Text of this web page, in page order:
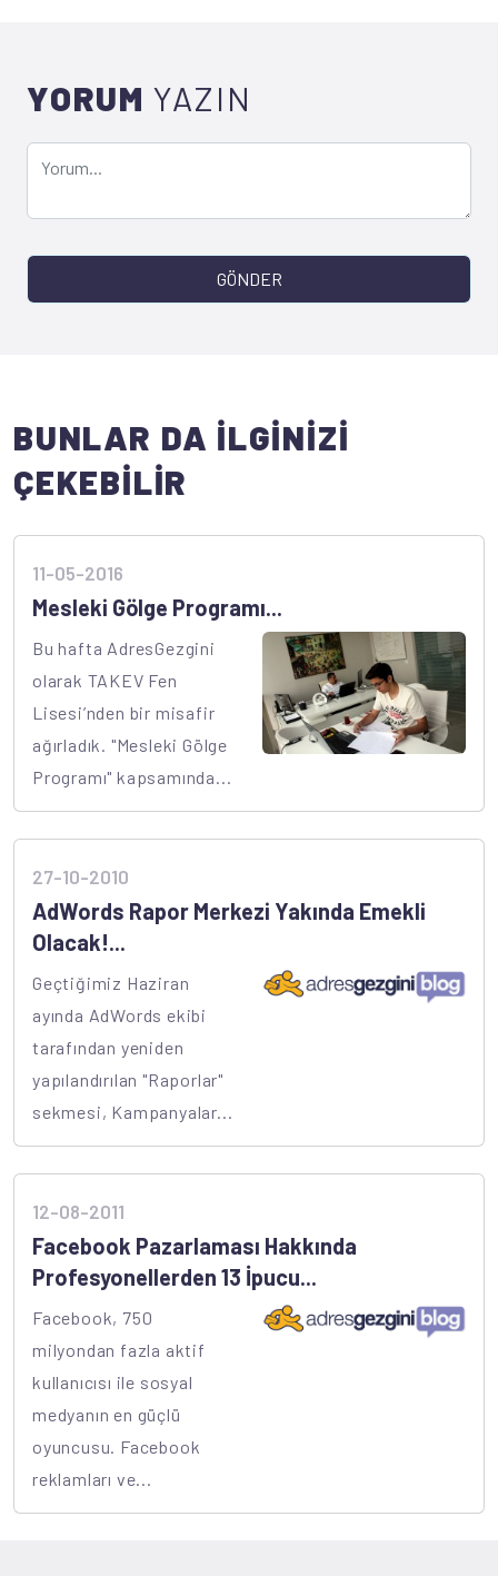
YORUM YAZIN
GÖNDER
BUNLAR DA İLGİNİZİ
ÇEKEBİLİR
11-05-2016
Mesleki Gölge Programı...
Bu hafta AdresGezgini
olarak TAKEV Fen
Lisesi’nden bir misafir
ağırladık. "Mesleki Gölge
Programı" kapsamında...
27-10-2010
AdWords Rapor Merkezi Yakında Emekli
Olacak!...
Geçtiğimiz Haziran
ayında AdWords ekibi
tarafından yeniden
yapılandırılan "Raporlar"
sekmesi, Kampanyalar...
12-08-2011
Facebook Pazarlaması Hakkında
Profesyonellerden 13 İpucu...
Facebook, 750
milyondan fazla aktif
kullanıcısı ile sosyal
medyanın en güçlü
oyuncusu. Facebook
reklamları ve...